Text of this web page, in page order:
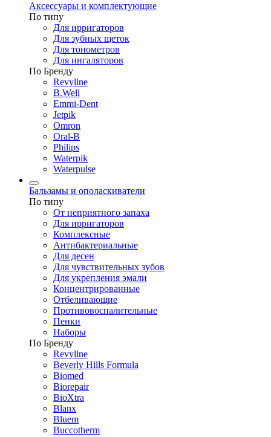
Аксессуары и комплектующие
По типу
Для ирригаторов
Для зубных щеток
Для тонометров
Для ингаляторов
По Бренду
Revyline
B.Well
Emmi-Dent
Jetpik
Omron
Oral-B
Philips
Waterpik
Waterpulse
Бальзамы и ополаскиватели
По типу
От неприятного запаха
Для ирригаторов
Комплексные
Антибактериальные
Для десен
Для чувствительных зубов
Для укрепления эмали
Концентрированные
Отбеливающие
Противовоспалительные
Пенки
Наборы
По Бренду
Revyline
Beverly Hills Formula
Biomed
Biorepair
BioXtra
Blanx
Bluem
Buccotherm